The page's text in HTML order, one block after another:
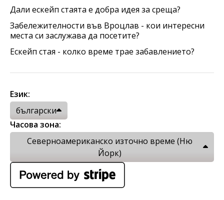
Дали ескейп стаята е добра идея за среща?
Забележителности във Вроцлав - кои интересни
места си заслужава да посетите?
Ескейп стая - колко време трае забавлението?
Език:
български
Часова зона:
Северноамериканско източно време (Ню
Йорк)